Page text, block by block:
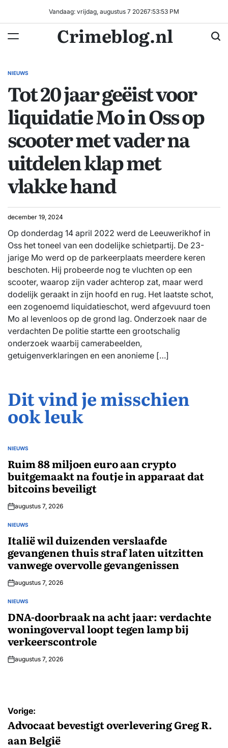
inhoud
Vandaag: vrijdag, augustus 7 20267:53:54 PM
Crimeblog.nl
GEPLAATST
NIEUWS
Tot 20 jaar geëist voor
liquidatie Mo in Oss op
scooter met vader na
uitdelen klap met
vlakke hand
december 19, 2024
Op donderdag 14 april 2022 werd de Leeuwerikhof in
Oss het toneel van een dodelijke schietpartij. De 23-
jarige Mo werd op de parkeerplaats meerdere keren
beschoten. Hij probeerde nog te vluchten op een
scooter, waarop zijn vader achterop zat, maar werd
dodelijk geraakt in zijn hoofd en rug. Het laatste schot,
een zogenoemd liquidatieschot, werd afgevuurd toen
Mo al levenloos op de grond lag. Onderzoek naar de
verdachten De politie startte een grootschalig
onderzoek waarbij camerabeelden,
getuigenverklaringen en een anonieme […]
Dit vind je misschien
ook leuk
GEPLAATST
NIEUWS
Ruim 88 miljoen euro aan crypto
buitgemaakt na foutje in apparaat dat
bitcoins beveiligt
augustus 7, 2026
GEPLAATST
NIEUWS
Italië wil duizenden verslaafde
gevangenen thuis straf laten uitzitten
vanwege overvolle gevangenissen
augustus 7, 2026
GEPLAATST
NIEUWS
DNA-doorbraak na acht jaar: verdachte
woningoverval loopt tegen lamp bij
verkeerscontrole
augustus 7, 2026
Bericht
navigatie
Vorige:
Advocaat bevestigt overlevering Greg R.
aan België